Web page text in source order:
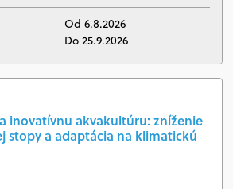
Od 6.8.2026
Do 25.9.2026
inovatívnu akvakultúru: zníženie
stopy a adaptácia na klimatickú